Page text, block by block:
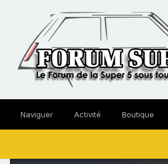
Naviguer Activité Boutique